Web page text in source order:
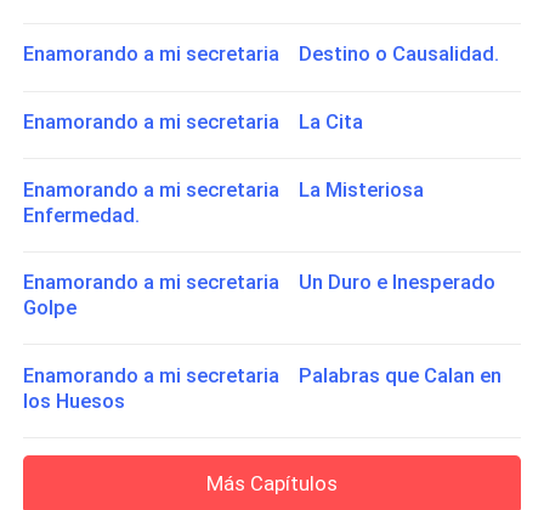
Enamorando a mi secretaria Destino o Causalidad.
Enamorando a mi secretaria La Cita
Enamorando a mi secretaria La Misteriosa
Enfermedad.
Enamorando a mi secretaria Un Duro e Inesperado
Golpe
Enamorando a mi secretaria Palabras que Calan en
los Huesos
Más Capítulos